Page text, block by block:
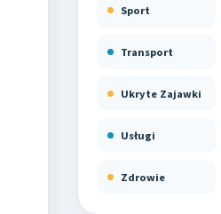
Sport
Transport
Ukryte Zajawki
Usługi
Zdrowie